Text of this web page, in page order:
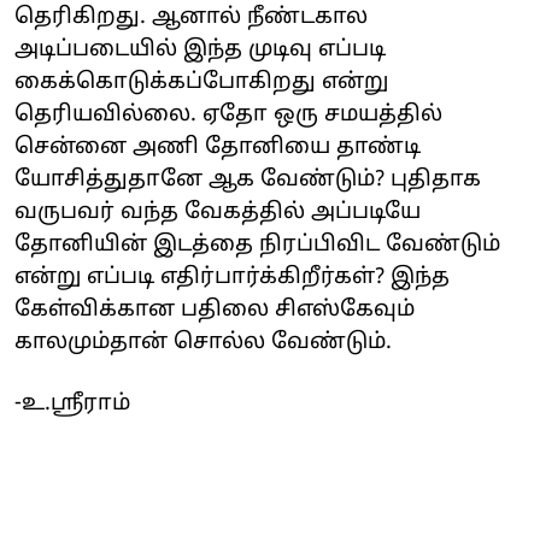
தெரிகிறது. ஆனால் நீண்டகால
அடிப்படையில் இந்த முடிவு எப்படி
கைக்கொடுக்கப்போகிறது என்று
தெரியவில்லை. ஏதோ ஒரு சமயத்தில்
சென்னை அணி தோனியை தாண்டி
யோசித்துதானே ஆக வேண்டும்? புதிதாக
வருபவர் வந்த வேகத்தில் அப்படியே
தோனியின் இடத்தை நிரப்பிவிட வேண்டும்
என்று எப்படி எதிர்பார்க்கிறீர்கள்? இந்த
கேள்விக்கான பதிலை சிஎஸ்கேவும்
காலமும்தான் சொல்ல வேண்டும்.
-உ.ஸ்ரீராம்